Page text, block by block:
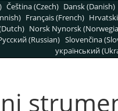
Čeština (Czech) Dansk (Danish)
Français (French)
Norsk Nynorsk
(Russian) Slovenčina
український